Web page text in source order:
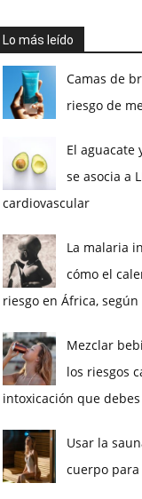
Lo más leído
Camas de
riesgo de
El aguacate
se asocia a
cardiovascular
La malaria
cómo el
riesgo en África,
Mezclar
los riesgos
intoxicación que
Usar la
cuerpo